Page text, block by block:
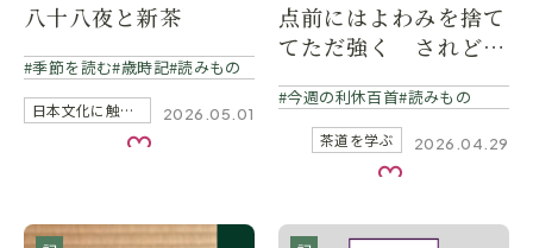
八十八夜と新茶
季節を読む 歳時記 読みもの
日本文化に触れる 2026.05.01
お気に入り
点前にはよわみを捨て
てただ強く されど風
今週の利休百首 読みもの
茶道を学ぶ 2026.04.29
お気に入り